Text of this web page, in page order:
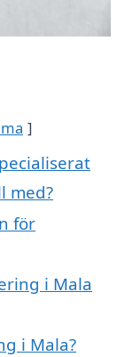
med?
för
i Mala
i Mala?